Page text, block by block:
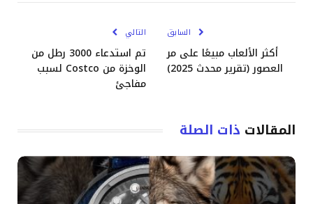
السابق
أكثر الألعاب مبيعًا على مر
العصور (تقرير محدث 2025)
التالي
تم استدعاء 3000 رطل من
الوخزة من Costco لسبب
مفاجئ
المقالات ذات الصلة